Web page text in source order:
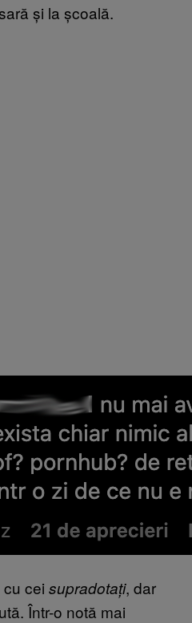
și la școală.
cei supradotați, dar
Într-o notă mai